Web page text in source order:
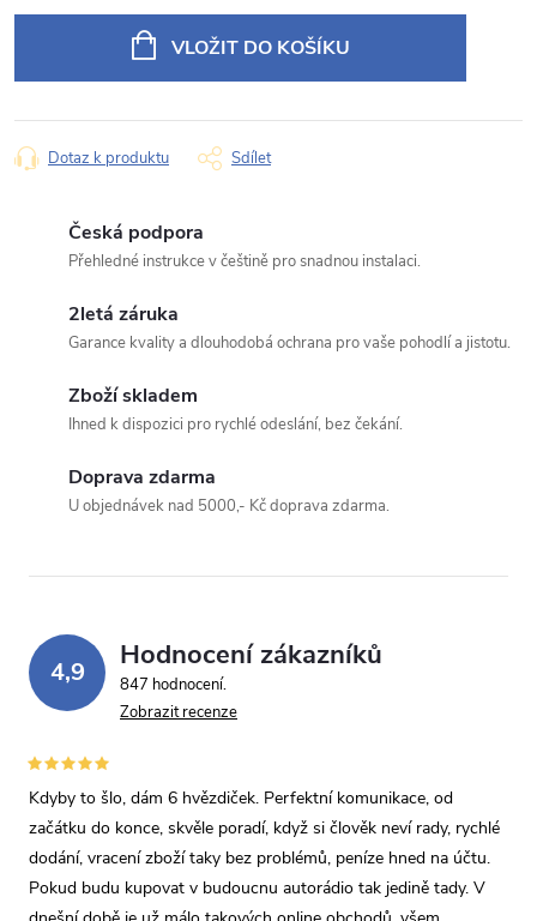
Váš dotaz
Odeslat dotaz
VLOŽIT DO KOŠÍKU
Dotaz k produktu Sdílet
Česká podpora
Přehledné instrukce v češtině pro snadnou instalaci.
2letá záruka
Garance kvality a dlouhodobá ochrana pro vaše pohodlí a jistotu.
Zboží skladem
Ihned k dispozici pro rychlé odeslání, bez čekání.
Doprava zdarma
U objednávek nad 5000,- Kč doprava zdarma.
4,9 Hodnocení zákazníků
847 hodnocení
Zobrazit recenze
Kdyby to šlo, dám 6 hvězdiček. Perfektní komunikace, od
začátku do konce, skvěle poradí, když si člověk neví rady, rychlé
dodání, vracení zboží taky bez problémů, peníze hned na účtu.
Pokud budu kupovat v budoucnu autorádio tak jedině tady. V